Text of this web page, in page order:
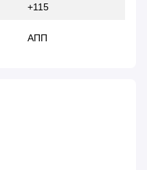
+115
АПП